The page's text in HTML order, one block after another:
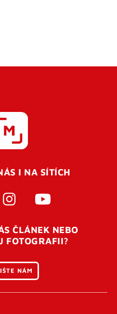
I NA SÍTÍCH
ČLÁNEK NEBO
FOTOGRAFII?
NÁM